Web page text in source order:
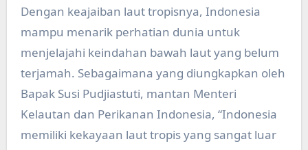
Dengan keajaiban laut tropisnya, Indonesia
mampu menarik perhatian dunia untuk
menjelajahi keindahan bawah laut yang belum
terjamah. Sebagaimana yang diungkapkan oleh
Bapak Susi Pudjiastuti, mantan Menteri
Kelautan dan Perikanan Indonesia, “Indonesia
memiliki kekayaan laut tropis yang sangat luar